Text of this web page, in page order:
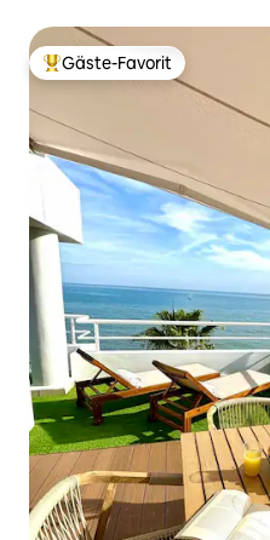
Beliebter Gäste-Favorit.
Gäste-Favorit